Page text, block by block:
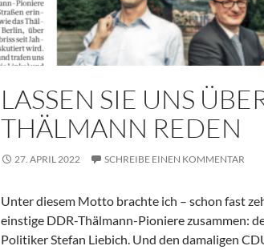
LASSEN SIE UNS
THÄLMANN REDEN
27. APRIL 2022 SCHREIBE EINEN KOMMENTAR
Unter diesem Motto brachte ich – schon fast
einstige DDR-Thälmann-Pioniere zusammen:
Politiker Stefan Liebich. Und den damaligen